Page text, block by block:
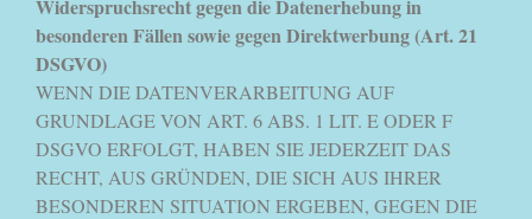
Widerspruchsrecht gegen die Datenerhebung in
besonderen Fällen sowie gegen Direktwerbung (Art. 21
DSGVO)
WENN DIE DATENVERARBEITUNG AUF
GRUNDLAGE VON ART. 6 ABS. 1 LIT. E ODER F
DSGVO ERFOLGT, HABEN SIE JEDERZEIT DAS
RECHT, AUS GRÜNDEN, DIE SICH AUS IHRER
BESONDEREN SITUATION ERGEBEN, GEGEN DIE